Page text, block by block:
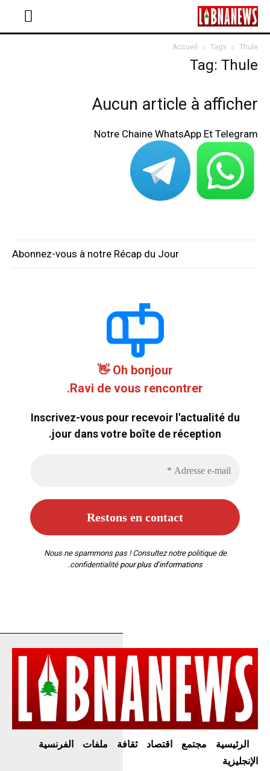
Accueil Tags Thule
Tag: Thule
Aucun article à afficher
Notre Chaine WhatsApp Et Telegram
Abonnez-vous à notre Récap du Jour
Oh bonjour 👋
Ravi de vous rencontrer.
Inscrivez-vous pour recevoir l'actualité du
jour dans votre boîte de réception.
Nous ne spammons pas ! Consultez notre politique de
confidentialitépour plus d’informations.
الرئيسية مجتمع اقتصاد ثقافة ملفات
الفرنسية
الإنجليزية